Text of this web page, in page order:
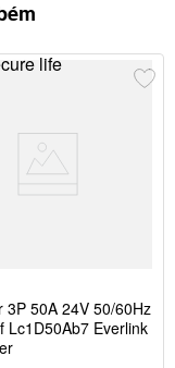
3P 50A 24V 50/60Hz
Lc1D50Ab7 Everlink